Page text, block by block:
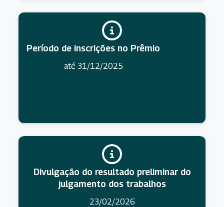
Período de inscrições no Prêmio
até 31/12/2025
Divulgação do resultado preliminar do
julgamento dos trabalhos
23/02/2026